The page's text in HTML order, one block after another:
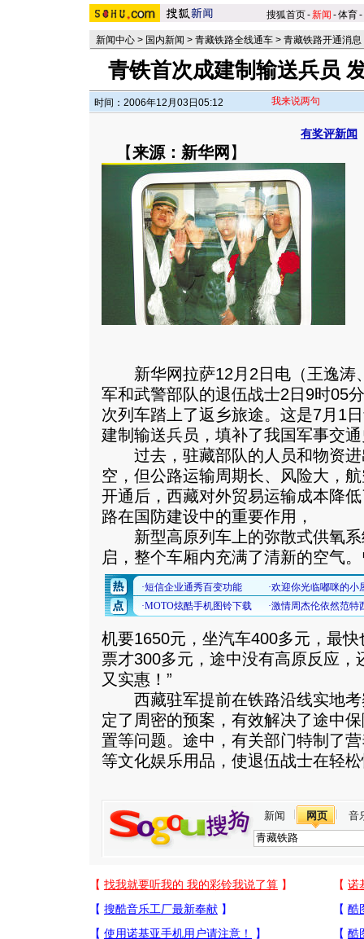
搜狐首页-新闻 -体育-
新闻中心 > 国内新闻 > 青藏铁路全线通车 > 青藏铁路开通消息
青铁首次成建制输送兵员
时间：2006年12月03日05:12 我来说两句
有奖评新闻
【来源：新华网 】
新华网拉萨12月2日电（王逸涛
军和武警部队的退伍战士2日9时05
次列车踏上了返乡旅途。这是7月1
建制输送兵员，填补了我国军事交
过去，驻藏部队的人员和物资进
空，但公路运输周期长、风险大，
开通后，西藏对外贸易运输成本降
路在国防建设中的重要作用，
新型高原列车上的弥散式供氧系
启，整个车厢内充满了清新的空气。
机要1650元，坐汽车400多元，最
票才300多元，途中没有高原反应，
又实惠！”
西藏驻军提前在铁路沿线实地考
定了周密的预案，有效解决了途中
置等问题。途中，有关部门特制了
等文化娱乐用品，使退伍战士在轻
新闻 网页 音